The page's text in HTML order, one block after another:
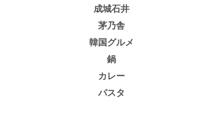
成城石井
茅乃舎
韓国グルメ
鍋
カレー
パスタ